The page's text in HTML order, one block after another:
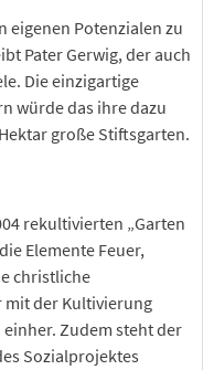
eigenen Potenzialen zu
Pater Gerwig, der auch
Die einzigartige
würde das ihre dazu
große Stiftsgarten.
rekultivierten „Garten
Elemente Feuer,
christliche
mit der Kultivierung
Zudem steht der
Sozialprojektes